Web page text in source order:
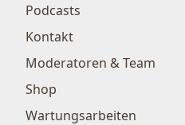
Podcasts
Kontakt
Moderatoren & Team
Shop
Wartungsarbeiten